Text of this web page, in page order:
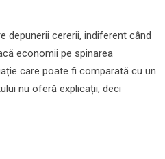
depunerii cererii, indiferent când
economii pe spinarea
care poate fi comparată cu un
nu oferă explicații, deci